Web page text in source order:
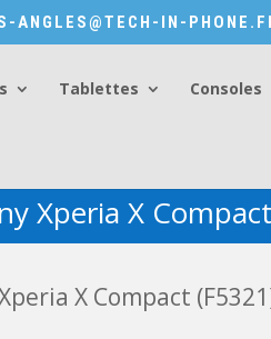
ANGLES@TECH-IN-
Tablettes Consoles
Xperia X
X Compact